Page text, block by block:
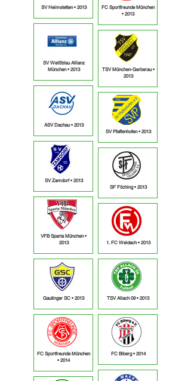
SV Heimstetten • 2013
SV Weißblau Allianz
München • 2013
ASV Dachau • 2013
SV Zamdorf • 2013
VFB Sparta München •
2013
Gautinger SC • 2013
FC Sportfreunde München
• 2014
FC Sportfreunde München
• 2013
TSV München-Gerberau •
2013
SV Pfaffenhofen • 2013
SF Föching • 2013
1. FC Weidach • 2013
TSV Allach 09 • 2013
FC Biberg • 2014